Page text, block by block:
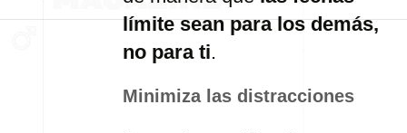
límite sean para los demás,
no para ti.
Minimiza las distracciones